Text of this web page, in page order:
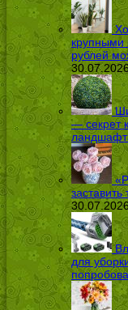
крупными
рублей
— секрет
для